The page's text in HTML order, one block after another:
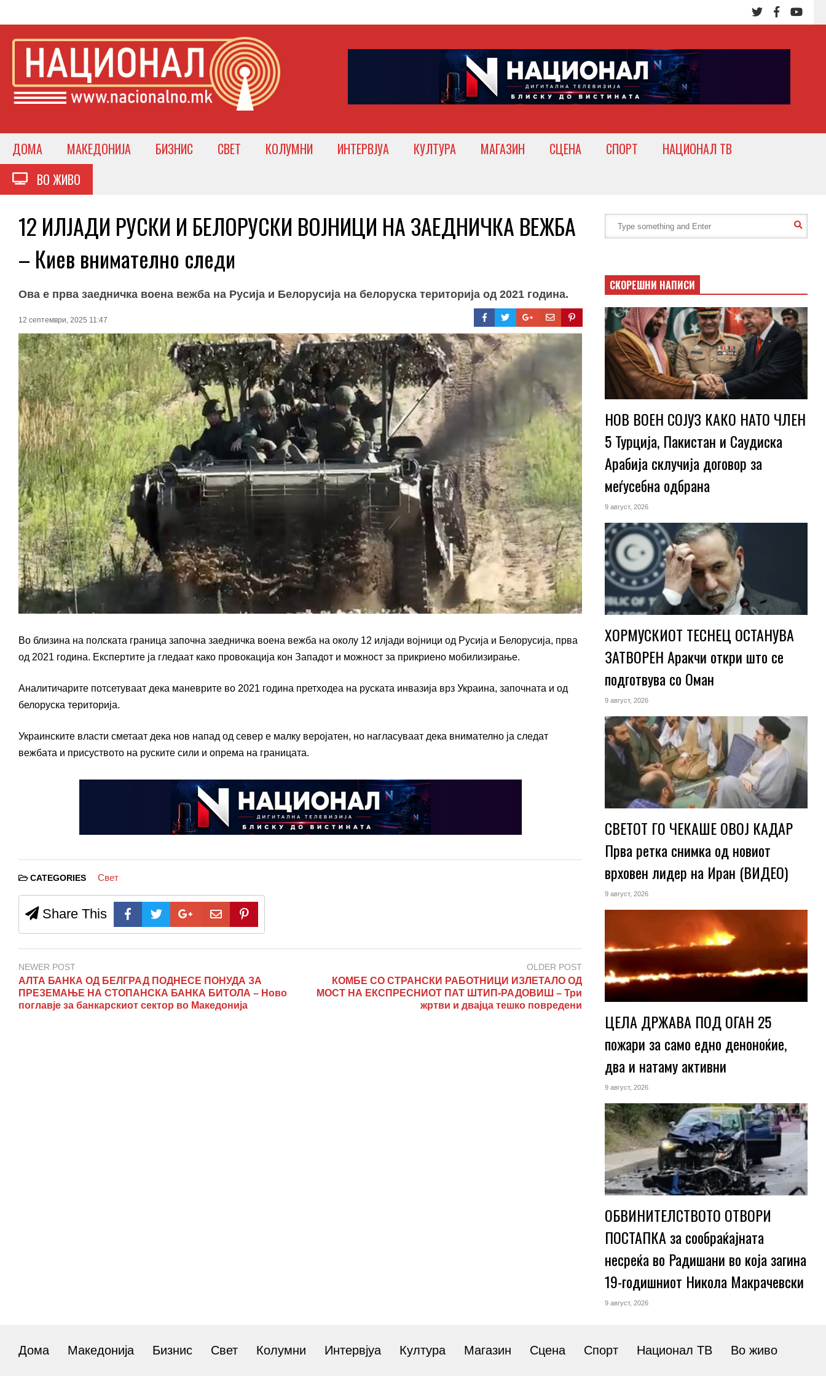
ДОМА МАКЕДОНИЈА БИЗНИС СВЕТ КОЛУМНИ ИНТЕРВЈУА КУЛТУРА МАГАЗИН СЦЕНА СПОРТ
НАЦИОНАЛ ТВ
ВО ЖИВО
12 ИЛЈАДИ РУСКИ И БЕЛОРУСКИ ВОЈНИЦИ НА ЗАЕДНИЧКА ВЕЖБА
– Киев внимателно следи
Ова е прва заедничка воена вежба на Русија и Белорусија на белоруска територија од 2021 година.
12 септември, 2025 11:47
Во близина на полската граница започна заедничка воена вежба на околу 12 илјади војници од Русија и Белорусија, прва
од 2021 година. Експертите ја гледаат како провокација кон Западот и можност за прикриено мобилизирање.
Аналитичарите потсетуваат дека маневрите во 2021 година претходеа на руската инвазија врз Украина, започната и од
белоруска територија.
Украинските власти сметаат дека нов напад од север е малку веројатен, но нагласуваат дека внимателно ја следат
вежбата и присуството на руските сили и опрема на границата.
CATEGORIES Свет
Share This
NEWER POST
АЛТА БАНКА ОД БЕЛГРАД ПОДНЕСЕ ПОНУДА ЗА
ПРЕЗЕМАЊЕ НА СТОПАНСКА БАНКА БИТОЛА – Ново
поглавје за банкарскиот сектор во Македонија
OLDER POST
КОМБЕ СО СТРАНСКИ РАБОТНИЦИ ИЗЛЕТАЛО ОД
МОСТ НА ЕКСПРЕСНИОТ ПАТ ШТИП-РАДОВИШ – Три
жртви и двајца тешко повредени
СКОРЕШНИ НАПИСИ
НОВ ВОЕН СОЈУЗ КАКО НАТО ЧЛЕН
5 Турција, Пакистан и Саудиска
Арабија склучија договор за
меѓусебна одбрана
9 август, 2026
ХОРМУСКИОТ ТЕСНЕЦ ОСТАНУВА
ЗАТВОРЕН Аракчи откри што се
подготвува со Оман
9 август, 2026
СВЕТОТ ГО ЧЕКАШЕ ОВОЈ КАДАР
Прва ретка снимка од новиот
врховен лидер на Иран (ВИДЕО)
9 август, 2026
ЦЕЛА ДРЖАВА ПОД ОГАН 25
пожари за само едно деноноќие,
два и натаму активни
9 август, 2026
ОБВИНИТЕЛСТВОТО ОТВОРИ
ПОСТАПКА за сообраќајната
несреќа во Радишани во која загина
19-годишниот Никола Макрачевски
9 август, 2026
Дома Македонија Бизнис Свет Колумни Интервјуа Култура Магазин Сцена Спорт Национал ТВ Во живо